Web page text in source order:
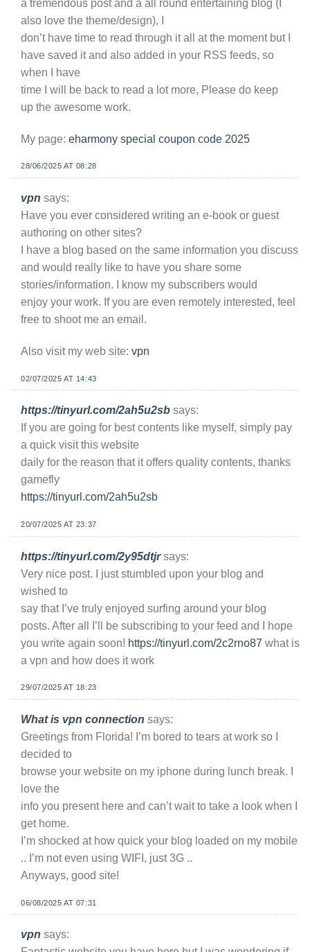
a tremendous post and a all round entertaining blog (I
also love the theme/design), I
don’t have time to read through it all at the moment but I
have saved it and also added in your RSS feeds, so
when I have
time I will be back to read a lot more, Please do keep
up the awesome work.
My page: eharmony special coupon code 2025
28/06/2025 AT 08:28
vpn says:
Have you ever considered writing an e-book or guest
authoring on other sites?
I have a blog based on the same information you discuss
and would really like to have you share some
stories/information. I know my subscribers would
enjoy your work. If you are even remotely interested, feel
free to shoot me an email.
Also visit my web site: vpn
02/07/2025 AT 14:43
https://tinyurl.com/2ah5u2sb says:
If you are going for best contents like myself, simply pay
a quick visit this website
daily for the reason that it offers quality contents, thanks
gamefly
https://tinyurl.com/2ah5u2sb
20/07/2025 AT 23:37
https://tinyurl.com/2y95dtjr says:
Very nice post. I just stumbled upon your blog and
wished to
say that I’ve truly enjoyed surfing around your blog
posts. After all I’ll be subscribing to your feed and I hope
you write again soon! https://tinyurl.com/2c2rno87 what is
a vpn and how does it work
29/07/2025 AT 18:23
What is vpn connection says:
Greetings from Florida! I’m bored to tears at work so I
decided to
browse your website on my iphone during lunch break. I
love the
info you present here and can’t wait to take a look when I
get home.
I’m shocked at how quick your blog loaded on my mobile
.. I’m not even using WIFI, just 3G ..
Anyways, good site!
06/08/2025 AT 07:31
vpn says: